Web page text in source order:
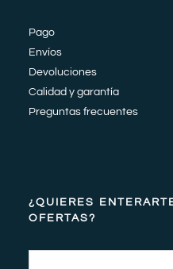
Pago
Envíos
Devoluciones
Calidad y garantía
Preguntas frecuentes
¿QUIERES
OFERTAS?